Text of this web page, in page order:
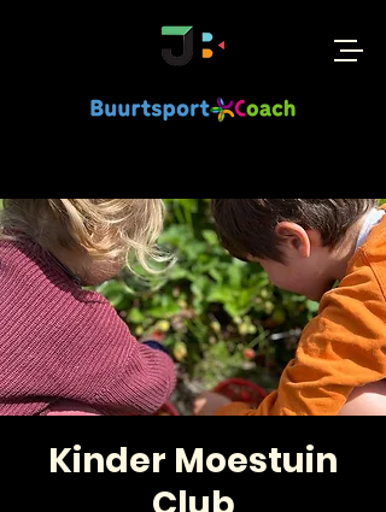
Kinder Moestuin